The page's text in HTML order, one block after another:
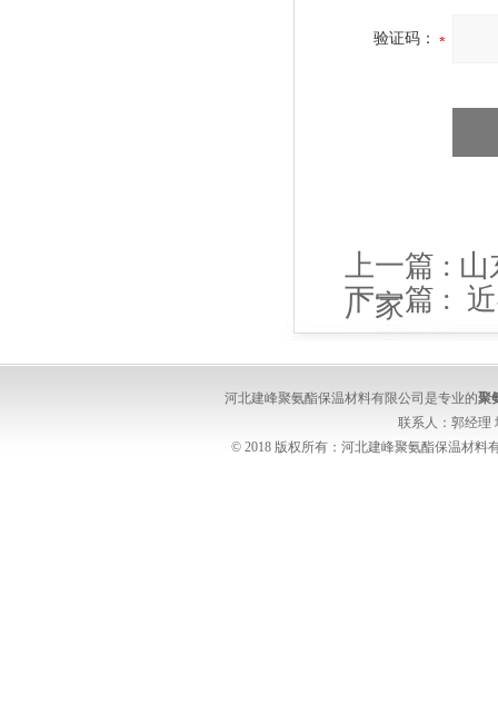
验证码：
上一篇 : 山
厂家
下一篇 :
价表
河北建峰聚氨酯保温材料有限公司是专业的聚
联系人：郭经理
© 2018 版权所有：河北建峰聚氨酯保温材